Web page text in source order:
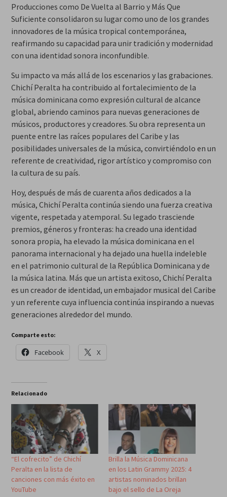
Producciones como De Vuelta al Barrio y Más Que
Suficiente consolidaron su lugar como uno de los grandes
innovadores de la música tropical contemporánea,
reafirmando su capacidad para unir tradición y modernidad
con una identidad sonora inconfundible.
Su impacto va más allá de los escenarios y las grabaciones.
Chichí Peralta ha contribuido al fortalecimiento de la
música dominicana como expresión cultural de alcance
global, abriendo caminos para nuevas generaciones de
músicos, productores y creadores. Su obra representa un
puente entre las raíces populares del Caribe y las
posibilidades universales de la música, convirtiéndolo en un
referente de creatividad, rigor artístico y compromiso con
la cultura de su país.
Hoy, después de más de cuarenta años dedicados a la
música, Chichí Peralta continúa siendo una fuerza creativa
vigente, respetada y atemporal. Su legado trasciende
premios, géneros y fronteras: ha creado una identidad
sonora propia, ha elevado la música dominicana en el
panorama internacional y ha dejado una huella indeleble
en el patrimonio cultural de la República Dominicana y de
la música latina. Más que un artista exitoso, Chichí Peralta
es un creador de identidad, un embajador musical del Caribe
y un referente cuya influencia continúa inspirando a nuevas
generaciones alrededor del mundo.
Comparte esto:
Facebook X
Relacionado
“El cofrecito” de Chichí
Peralta en la lista de
canciones con más éxito en
YouTube
Brilla la Música Dominicana
en los Latin Grammy 2025: 4
artistas nominados brillan
bajo el sello de La Oreja